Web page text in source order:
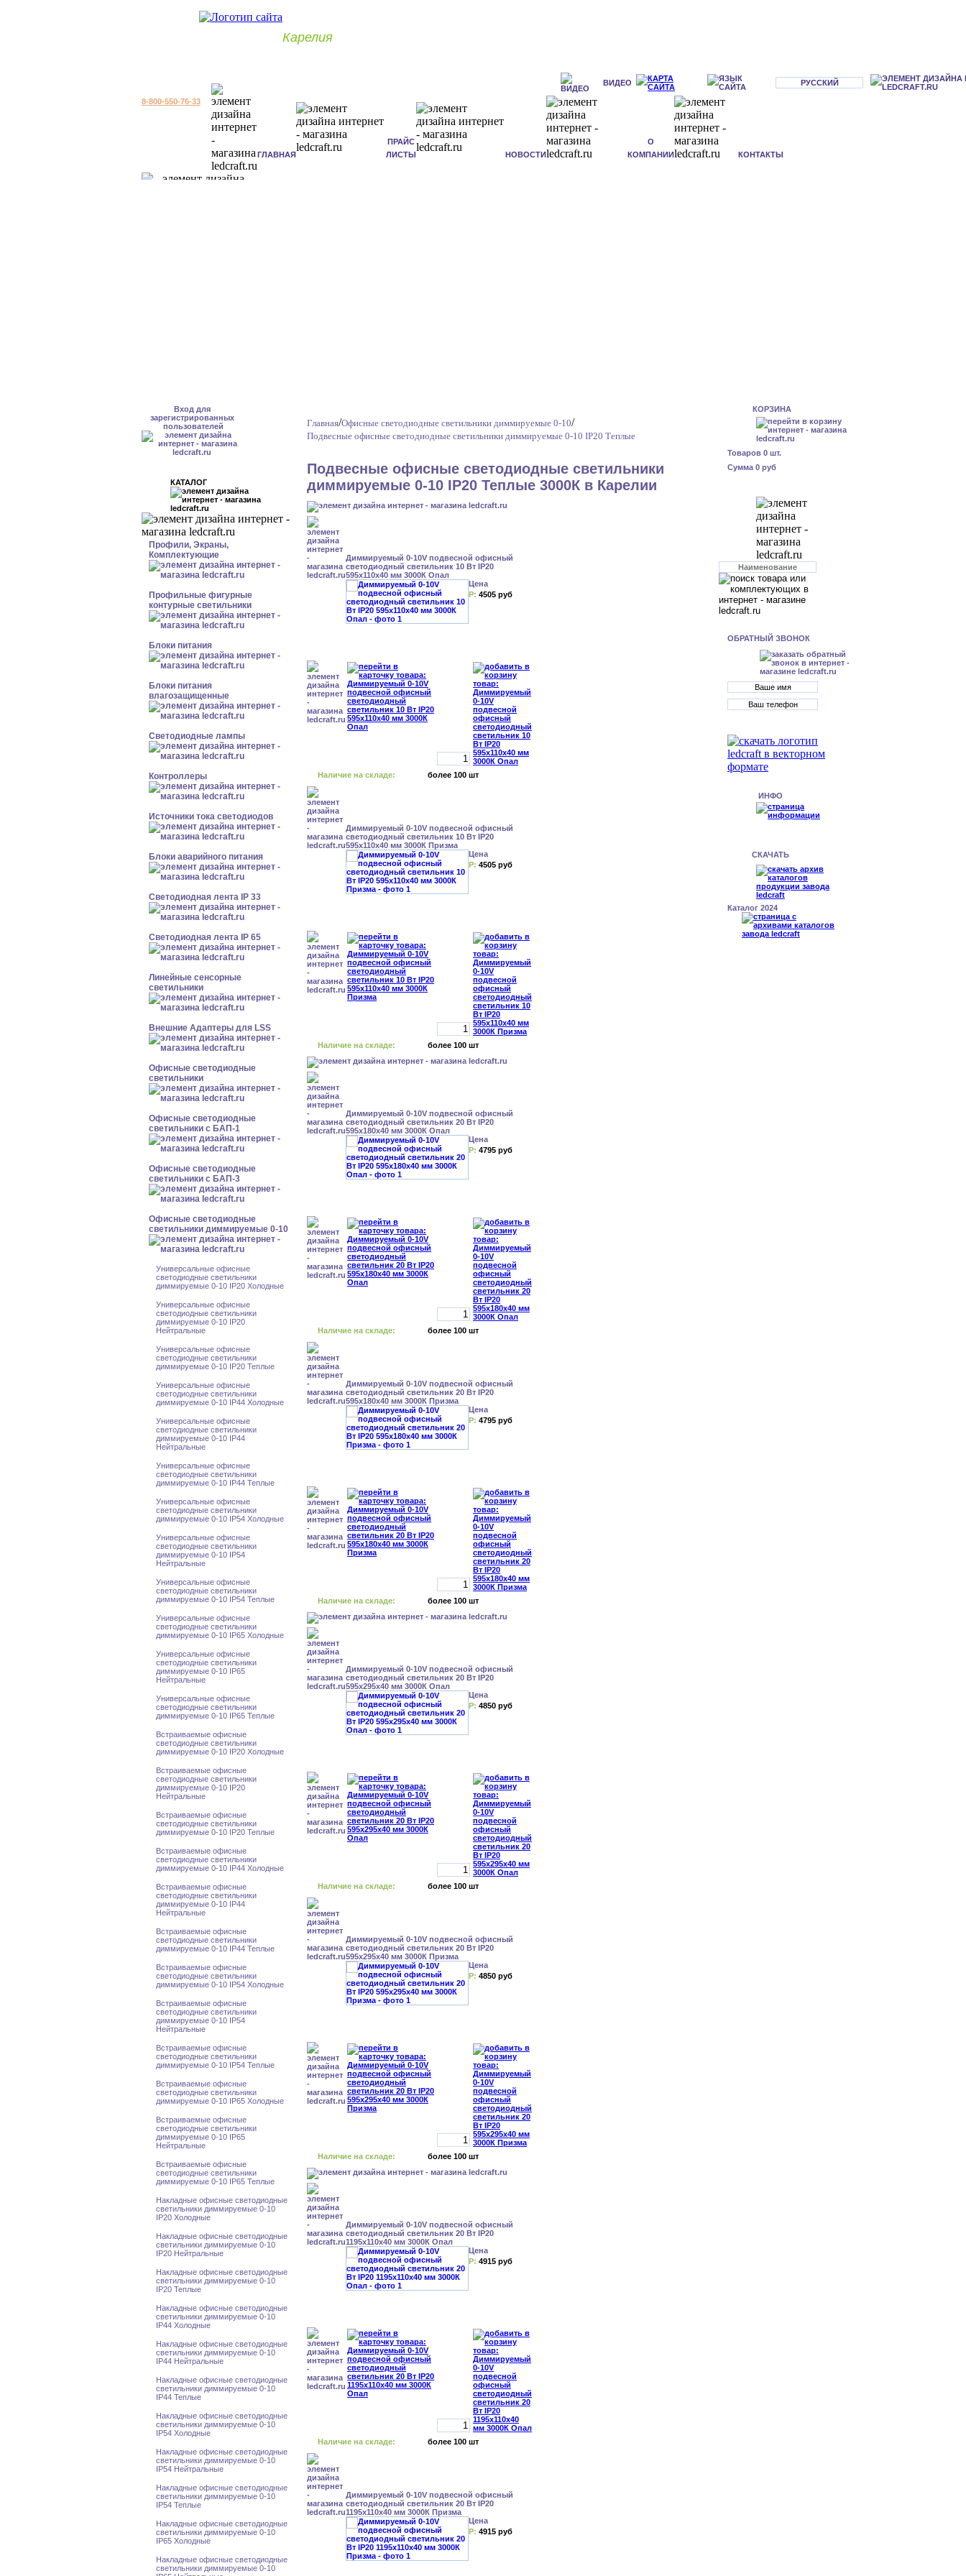
Карелия
ВИДЕО РУССКИЙ
8-800-550-76-33
ГЛАВНАЯ
ПРАЙС
ЛИСТЫ
НОВОСТИ
О
КОМПАНИИ
КОНТАКТЫ
Вход для
зарегистрированных
пользователей
КАТАЛОГ
Профили, Экраны,
Комплектующие
Профильные фигурные
контурные светильники
Блоки питания
Блоки питания
влагозащищенные
Светодиодные лампы
Контроллеры
Источники тока светодиодов
Блоки аварийного питания
Светодиодная лента IP 33
Светодиодная лента IP 65
Линейные сенсорные
светильники
Внешние Адаптеры для LSS
Офисные светодиодные
светильники
Офисные светодиодные
светильники с БАП-1
Офисные светодиодные
светильники с БАП-3
Офисные светодиодные
светильники диммируемые 0-10
Универсальные офисные
светодиодные светильники
диммируемые 0-10 IP20 Холодные
Универсальные офисные
светодиодные светильники
диммируемые 0-10 IP20
Нейтральные
Универсальные офисные
светодиодные светильники
диммируемые 0-10 IP20 Теплые
Универсальные офисные
светодиодные светильники
диммируемые 0-10 IP44 Холодные
Универсальные офисные
светодиодные светильники
диммируемые 0-10 IP44
Нейтральные
Универсальные офисные
светодиодные светильники
диммируемые 0-10 IP44 Теплые
Универсальные офисные
светодиодные светильники
диммируемые 0-10 IP54 Холодные
Универсальные офисные
светодиодные светильники
диммируемые 0-10 IP54
Нейтральные
Универсальные офисные
светодиодные светильники
диммируемые 0-10 IP54 Теплые
Универсальные офисные
светодиодные светильники
диммируемые 0-10 IP65 Холодные
Универсальные офисные
светодиодные светильники
диммируемые 0-10 IP65
Нейтральные
Универсальные офисные
светодиодные светильники
диммируемые 0-10 IP65 Теплые
Встраиваемые офисные
светодиодные светильники
диммируемые 0-10 IP20 Холодные
Встраиваемые офисные
светодиодные светильники
диммируемые 0-10 IP20
Нейтральные
Встраиваемые офисные
светодиодные светильники
диммируемые 0-10 IP20 Теплые
Встраиваемые офисные
светодиодные светильники
диммируемые 0-10 IP44 Холодные
Встраиваемые офисные
светодиодные светильники
диммируемые 0-10 IP44
Нейтральные
Встраиваемые офисные
светодиодные светильники
диммируемые 0-10 IP44 Теплые
Встраиваемые офисные
светодиодные светильники
диммируемые 0-10 IP54 Холодные
Встраиваемые офисные
светодиодные светильники
диммируемые 0-10 IP54
Нейтральные
Встраиваемые офисные
светодиодные светильники
диммируемые 0-10 IP54 Теплые
Встраиваемые офисные
светодиодные светильники
диммируемые 0-10 IP65 Холодные
Встраиваемые офисные
светодиодные светильники
диммируемые 0-10 IP65
Нейтральные
Встраиваемые офисные
светодиодные светильники
диммируемые 0-10 IP65 Теплые
Накладные офисные светодиодные
светильники диммируемые 0-10
IP20 Холодные
Накладные офисные светодиодные
светильники диммируемые 0-10
IP20 Нейтральные
Накладные офисные светодиодные
светильники диммируемые 0-10
IP20 Теплые
Накладные офисные светодиодные
светильники диммируемые 0-10
IP44 Холодные
Накладные офисные светодиодные
светильники диммируемые 0-10
IP44 Нейтральные
Накладные офисные светодиодные
светильники диммируемые 0-10
IP44 Теплые
Накладные офисные светодиодные
светильники диммируемые 0-10
IP54 Холодные
Накладные офисные светодиодные
светильники диммируемые 0-10
IP54 Нейтральные
Накладные офисные светодиодные
светильники диммируемые 0-10
IP54 Теплые
Накладные офисные светодиодные
светильники диммируемые 0-10
IP65 Холодные
Накладные офисные светодиодные
светильники диммируемые 0-10
Главная/Офисные светодиодные светильники диммируемые 0-10/
Подвесные офисные светодиодные светильники диммируемые 0-10 IP20 Теплые
Подвесные офисные светодиодные светильники
диммируемые 0-10 IP20 Теплые 3000К в Карелии
Диммируемый 0-10V подвесной офисный
светодиодный светильник 10 Вт IP20
595x110x40 мм 3000К Опал
Цена
Р: 4505 руб
Наличие на складе: более 100 шт
Диммируемый 0-10V подвесной офисный
светодиодный светильник 10 Вт IP20
595x110x40 мм 3000К Призма
Цена
Р: 4505 руб
Наличие на складе: более 100 шт
Диммируемый 0-10V подвесной офисный
светодиодный светильник 20 Вт IP20
595x180x40 мм 3000К Опал
Цена
Р: 4795 руб
Наличие на складе: более 100 шт
Диммируемый 0-10V подвесной офисный
светодиодный светильник 20 Вт IP20
595x180x40 мм 3000К Призма
Цена
Р: 4795 руб
Наличие на складе: более 100 шт
Диммируемый 0-10V подвесной офисный
светодиодный светильник 20 Вт IP20
595x295x40 мм 3000К Опал
Цена
Р: 4850 руб
Наличие на складе: более 100 шт
Диммируемый 0-10V подвесной офисный
светодиодный светильник 20 Вт IP20
595x295x40 мм 3000К Призма
Цена
Р: 4850 руб
Наличие на складе: более 100 шт
Диммируемый 0-10V подвесной офисный
светодиодный светильник 20 Вт IP20
1195x110x40 мм 3000К Опал
Цена
Р: 4915 руб
Наличие на складе: более 100 шт
Диммируемый 0-10V подвесной офисный
светодиодный светильник 20 Вт IP20
1195x110x40 мм 3000К Призма
Цена
Р: 4915 руб
КОРЗИНА
Товаров 0 шт.
Сумма 0 руб
ОБРАТНЫЙ ЗВОНОК
ИНФО
СКАЧАТЬ
Каталог 2024